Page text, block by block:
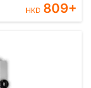
HKD 809+